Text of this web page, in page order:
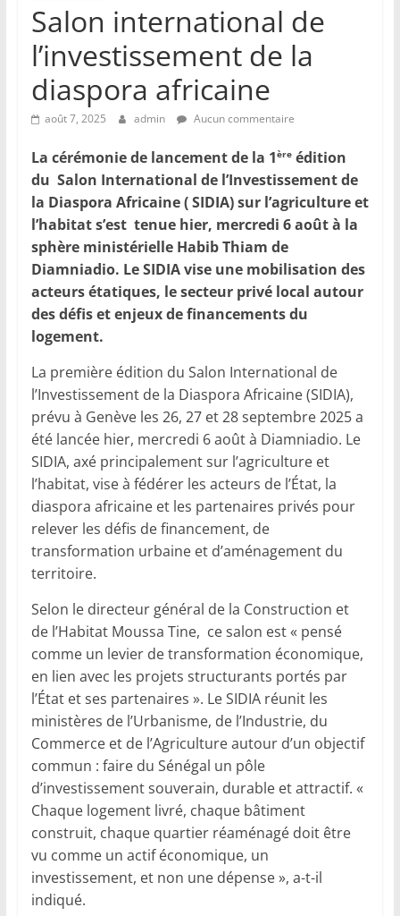
Salon international de
l’investissement de la
diaspora africaine
août 7, 2025 admin Aucun commentaire
La cérémonie de lancement de la 1èreédition
du Salon International de l’Investissement de
la Diaspora Africaine ( SIDIA) sur l’agriculture et
l’habitat s’est tenue hier, mercredi 6 août à la
sphère ministérielle Habib Thiam de
Diamniadio. Le SIDIA vise une mobilisation des
acteurs étatiques, le secteur privé local autour
des défis et enjeux de financements du
logement.
La première édition du Salon International de
l’Investissement de la Diaspora Africaine (SIDIA),
prévu à Genève les 26, 27 et 28 septembre 2025 a
été lancée hier, mercredi 6 août à Diamniadio. Le
SIDIA, axé principalement sur l’agriculture et
l’habitat, vise à fédérer les acteurs de l’État, la
diaspora africaine et les partenaires privés pour
relever les défis de financement, de
transformation urbaine et d’aménagement du
territoire.
Selon le directeur général de la Construction et
de l’Habitat Moussa Tine, ce salon est « pensé
comme un levier de transformation économique,
en lien avec les projets structurants portés par
l’État et ses partenaires ». Le SIDIA réunit les
ministères de l’Urbanisme, de l’Industrie, du
Commerce et de l’Agriculture autour d’un objectif
commun : faire du Sénégal un pôle
d’investissement souverain, durable et attractif. «
Chaque logement livré, chaque bâtiment
construit, chaque quartier réaménagé doit être
vu comme un actif économique, un
investissement, et non une dépense », a-t-il
indiqué.